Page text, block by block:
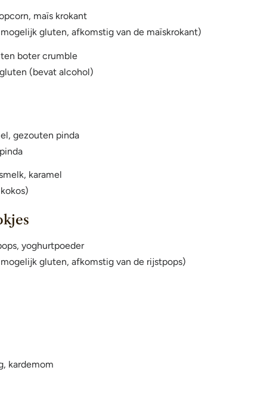
maïs krokant
gluten, afkomstig van de maïskrokant)
boter crumble
(bevat alcohol)
gezouten pinda
karamel
yoghurtpoeder
gluten, afkomstig van de rijstpops)
kardemom